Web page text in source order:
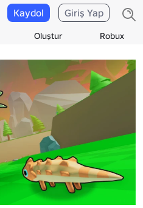
Oluştur Robux
Kaydol Giriş Yap